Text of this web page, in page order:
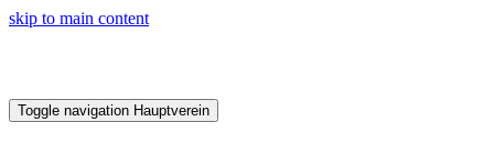
skip to main content
Toggle navigation Hauptverein